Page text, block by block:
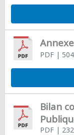
PDF|
Bilan
PDF|